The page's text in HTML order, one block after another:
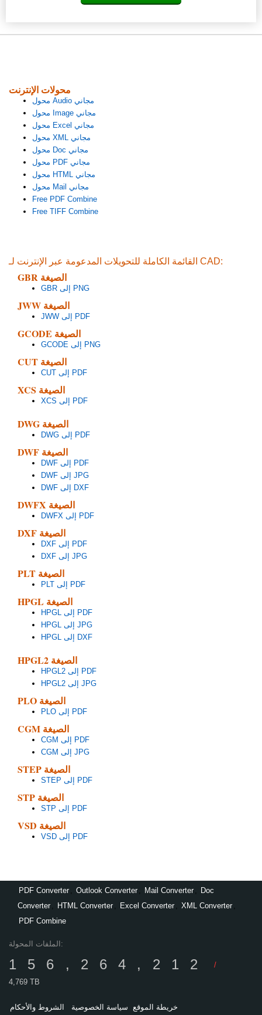
محولات الإنترنت
محول Audio مجاني
محول Image مجاني
محول Excel مجاني
محول XML مجاني
محول Doc مجاني
محول PDF مجاني
محول HTML مجاني
محول Mail مجاني
Free PDF Combine
Free TIFF Combine
القائمة الكاملة للتحويلات المدعومة عبر الإنترنت لـ CAD:
GBR الصيغة
GBR إلى PNG
JWW الصيغة
JWW إلى PDF
GCODE الصيغة
GCODE إلى PNG
CUT الصيغة
CUT إلى PDF
XCS الصيغة
XCS إلى PDF
DWG الصيغة
DWG إلى PDF
DWF الصيغة
DWF إلى PDF
DWF إلى JPG
DWF إلى DXF
DWFX الصيغة
DWFX إلى PDF
DXF الصيغة
DXF إلى PDF
DXF إلى JPG
PLT الصيغة
PLT إلى PDF
HPGL الصيغة
HPGL إلى PDF
HPGL إلى JPG
HPGL إلى DXF
HPGL2 الصيغة
HPGL2 إلى PDF
HPGL2 إلى JPG
PLO الصيغة
PLO إلى PDF
CGM الصيغة
CGM إلى PDF
CGM إلى JPG
STEP الصيغة
STEP إلى PDF
STP الصيغة
STP إلى PDF
VSD الصيغة
VSD إلى PDF
PDF Converter , Outlook Converter , Mail Converter ,
Doc
Converter , HTML Converter , Excel Converter , XML Converter ,
PDF Combine
الملفات المحولة:
156,264,212
/
4,769 TB
خريطة الموقع سياسة الخصوصية الشروط والأحكام